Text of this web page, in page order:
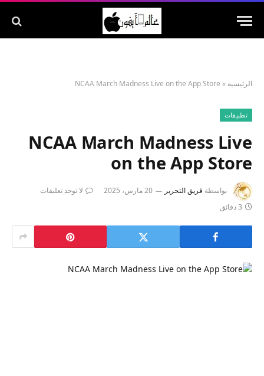
الرئيسية »
NCAA March Madness Live on the App Store
تطبيقات
NCAA March Madness Live
on the App Store
بواسطة فريق التحرير 20 مارس، 2025
لا توجد تعليقات
3 دقائق